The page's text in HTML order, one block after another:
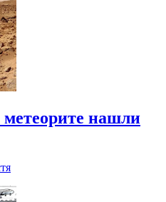
нашли